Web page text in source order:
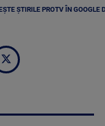
ȘTIRILE PROTV ÎN GOOGLE